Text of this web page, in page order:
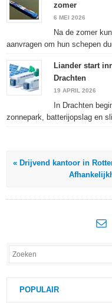
zomer
6 MEI 2026
Na de zomer
aanvragen om hun schepen
Liander start
Drachten
19 APRIL 2026
In Drachten
zonnepark, batterijopslag en
« Drijvend kantoor in
POPULAIR